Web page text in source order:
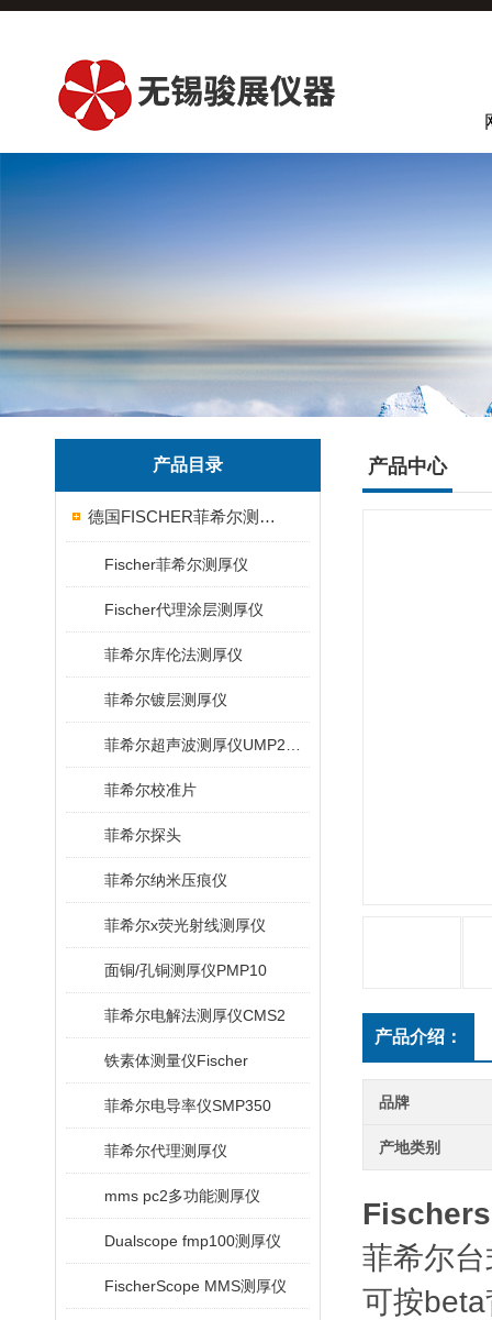
产品目录
德国FISCHER菲希尔测厚仪
Fischer菲希尔测厚仪
Fischer代理涂层测厚仪
菲希尔库伦法测厚仪
菲希尔镀层测厚仪
菲希尔校准片
菲希尔探头
菲希尔纳米压痕仪
菲希尔x荧光射线测厚仪
面铜/孔铜测厚仪PMP10
菲希尔电解法测厚仪CMS2
铁素体测量仪Fischer
菲希尔电导率仪SMP350
菲希尔代理测厚仪
mms pc2多功能测厚仪
Dualscope fmp100测厚仪
FischerScope MMS测厚仪
产品中心
产品介绍：
品牌
产地类别
菲希尔
可按